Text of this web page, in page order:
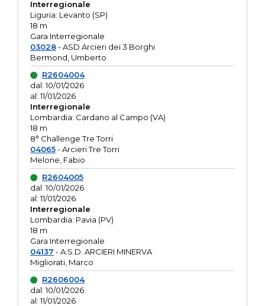
Interregionale
Liguria: Levanto (SP)
18 m
Gara Interregionale
03028- ASD Arcieri dei 3 Borghi
Bermond, Umberto
R2604004
dal: 10/01/2026
al: 11/01/2026
Interregionale
Lombardia: Cardano al Campo (VA)
18 m
8° Challenge Tre Torri
04065- Arcieri Tre Torri
Melone, Fabio
R2604005
dal: 10/01/2026
al: 11/01/2026
Interregionale
Lombardia: Pavia (PV)
18 m
Gara Interregionale
04137 - A.S.D. ARCIERI MINERVA
Migliorati, Marco
R2606004
dal: 10/01/2026
al: 11/01/2026